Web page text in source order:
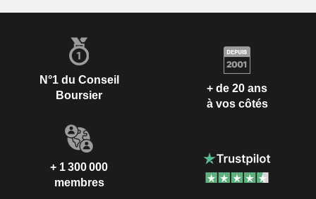
N°1 du Conseil
Boursier
+ de 20 ans
à vos côtés
+ 1 300 000
membres